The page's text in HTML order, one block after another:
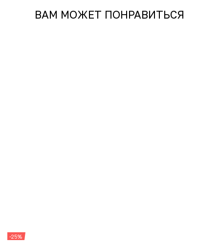
ВАМ МОЖЕТ ПОНРАВИТЬСЯ
-25%